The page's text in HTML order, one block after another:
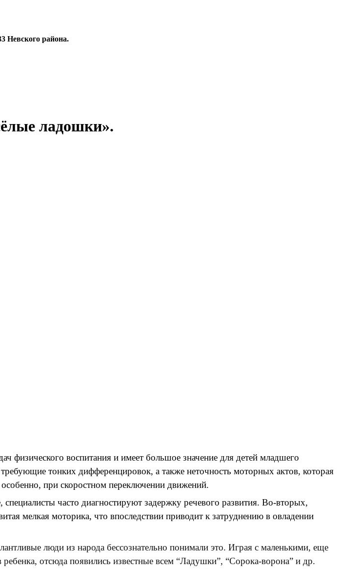
района.
ладошки».
физического воспитания и имеет большое значение для детей младшего
тонких дифференцировок, а также неточность моторных актов, которая
при скоростном переключении движений.
часто диагностируют задержку речевого развития. Во-вторых,
мелкая моторика, что впоследствии приводит к затруднению в овладении
люди из народа бессознательно понимали это. Играя с маленькими, еще
отсюда появились известные всем “Ладушки”, “Сорока-ворона” и др.